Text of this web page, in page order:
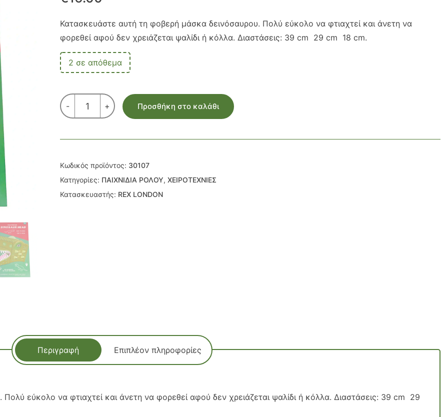
Κατασκευάστε αυτή τη φοβερή μάσκα δεινόσαυρου. Πολύ εύκολο να φτιαχτεί και άνετη να
φορεθεί αφού δεν χρειάζεται ψαλίδι ή κόλλα. Διαστάσεις: 39 cm 29 cm 18 cm.
2 σε απόθεμα
-
ΜΑΣΚΑ
ΔΕΙΝΟΣΑΥΡΟΥ
ποσότητα
+ Προσθήκη στο καλάθι
Κωδικός προϊόντος: 30107
Κατηγορίες: ΠΑΙΧΝΙΔΙΑ ΡΟΛΟΥ, ΧΕΙΡΟΤΕΧΝΙΕΣ
Κατασκευαστής: REX LONDON
Περιγραφή Επιπλέον πληροφορίες
εύκολο να φτιαχτεί και άνετη να φορεθεί αφού δεν χρειάζεται ψαλίδι ή κόλλα. Διαστάσεις: 39 cm 29